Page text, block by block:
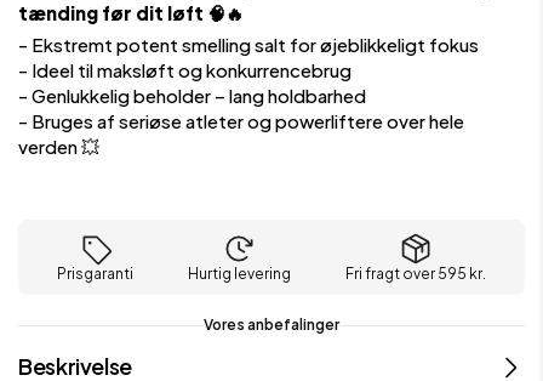
tænding før dit løft 🧠🔥
- Ekstremt potent smelling salt for øjeblikkeligt fokus
- Ideel til maksløft og konkurrencebrug
- Genlukkelig beholder – lang holdbarhed
- Bruges af seriøse atleter og powerliftere over hele
verden 💥
Prisgaranti Hurtig levering Fri fragt over 595 kr.
Vores anbefalinger
Beskrivelse